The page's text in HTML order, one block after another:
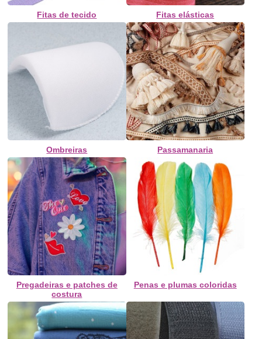
Fitas de tecido Fitas elásticas
Ombreiras Passamanaria
Pregadeiras e patches de
costura
Penas e plumas coloridas